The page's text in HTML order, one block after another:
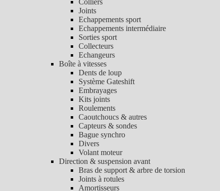
Colliers
Joints
Echappements sport
Echappements intermédiaire
Sorties sport
Collecteurs
Echangeurs
Boîte à vitesses
Dents de loup
Système Gateshift
Embrayages
Kits joints
Roulements
Caoutchoucs & autres
Capteurs & sondes
Bague synchro
Divers
Volant moteur
Direction & suspension avant
Bras de support & arbre de torsion
Joints à rotules
Amortisseurs